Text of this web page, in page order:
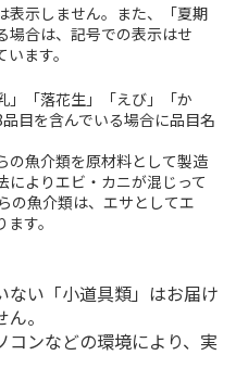
表示しません。また、「夏期
場合は、記号での表示はせ
ます。
」「落花生」「えび」「か
目を含んでいる場合に品目名
魚介類を原材料として製造
によりエビ・カニが混じって
の魚介類は、エサとしてエ
す。
ない「小道具類」はお届け
。
ンなどの環境により、実